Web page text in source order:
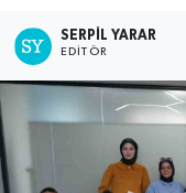
SERPİL YARAR
EDITÖR
Haber Arşivi